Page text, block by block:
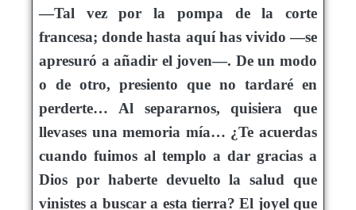
—Tal vez por la pompa de la corte
francesa; donde hasta aquí has vivido —se
apresuró a añadir el joven—. De un modo
o de otro, presiento que no tardaré en
perderte… Al separarnos, quisiera que
llevases una memoria mía… ¿Te acuerdas
cuando fuimos al templo a dar gracias a
Dios por haberte devuelto la salud que
vinistes a buscar a esta tierra? El joyel que